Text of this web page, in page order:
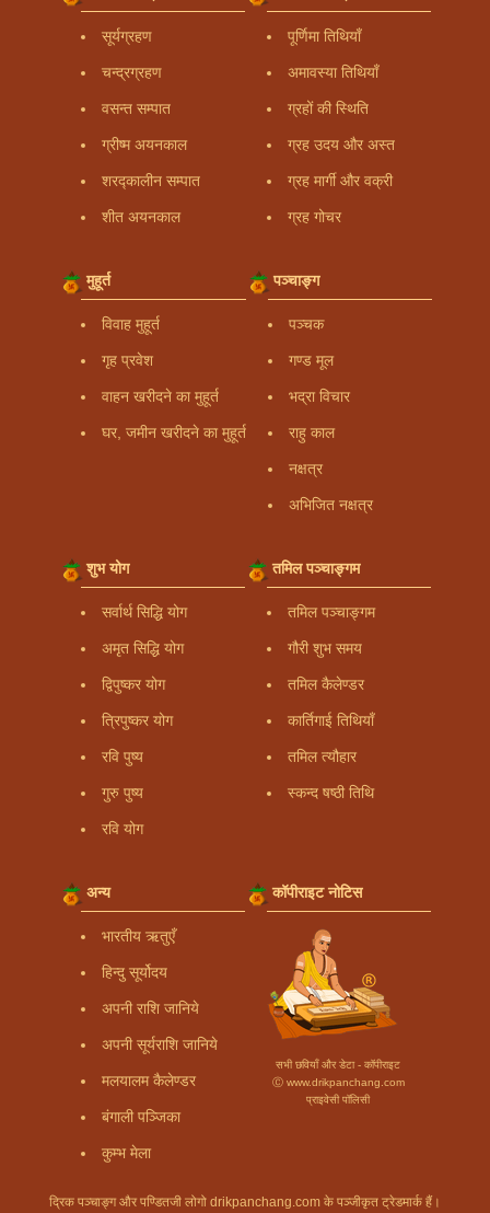
सूर्यग्रहण
चन्द्रग्रहण
वसन्त सम्पात
ग्रीष्म अयनकाल
शरद्कालीन सम्पात
शीत अयनकाल
पूर्णिमा तिथियाँ
अमावस्या तिथियाँ
ग्रहों की स्थिति
ग्रह उदय और अस्त
ग्रह मार्गी और वक्री
ग्रह गोचर
मुहूर्त
विवाह मुहूर्त
गृह प्रवेश
वाहन खरीदने का मुहूर्त
घर, जमीन खरीदने का मुहूर्त
पञ्चाङ्ग
पञ्चक
गण्ड मूल
भद्रा विचार
राहु काल
नक्षत्र
अभिजित नक्षत्र
शुभ योग
सर्वार्थ सिद्धि योग
अमृत सिद्धि योग
द्विपुष्कर योग
त्रिपुष्कर योग
रवि पुष्य
गुरु पुष्य
रवि योग
तमिल पञ्चाङ्गम
तमिल पञ्चाङ्गम
गौरी शुभ समय
तमिल कैलेण्डर
कार्तिगाई तिथियाँ
तमिल त्यौहार
स्कन्द षष्ठी तिथि
अन्य
भारतीय ऋतुएँ
हिन्दु सूर्योदय
अपनी राशि जानिये
अपनी सूर्यराशि जानिये
मलयालम कैलेण्डर
बंगाली पञ्जिका
कुम्भ मेला
कॉपीराइट नोटिस
सभी छवियाँ और डेटा - कॉपीराइट
Ⓒ www.drikpanchang.com
प्राइवेसी पॉलिसी
द्रिक पञ्चाङ्ग और पण्डितजी लोगो drikpanchang.com के पञ्जीकृत ट्रेडमार्क हैं।